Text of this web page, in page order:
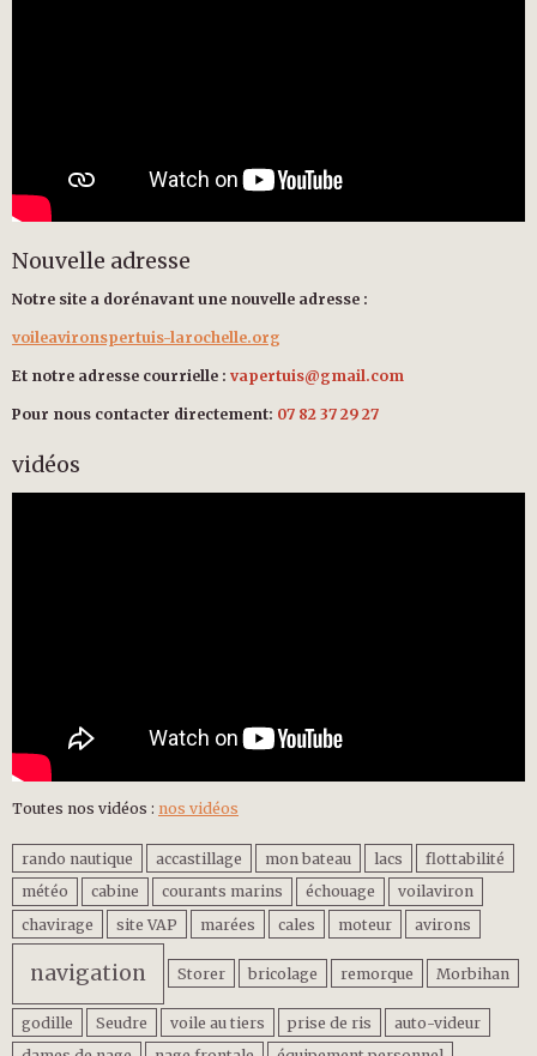
Nouvelle adresse
Notre site a dorénavant une nouvelle adresse :
voileavironspertuis-larochelle.org
Et notre adresse courrielle : vapertuis@gmail.com
Pour nous contacter directement: 07 82 37 29 27
vidéos
Toutes nos vidéos : nos vidéos
rando nautique accastillage mon bateau lacs
flottabilité
météo
cabine courants marins échouage
voilaviron
chavirage
site VAP marées cales moteur avirons
navigation Storer bricolage remorque Morbihan
godille Seudre voile au tiers prise de ris
auto-videur